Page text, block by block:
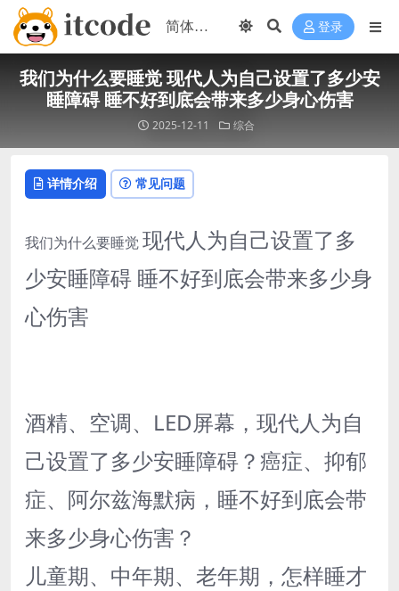
登录
我们为什么要睡觉 现代人为自己设置了多少安
睡障碍 睡不好到底会带来多少身心伤害
2025-12-11 综合
详情介绍 常见问题
我们为什么要睡觉现代人为自己设置了多
少安睡障碍 睡不好到底会带来多少身
心伤害
酒精、空调、LED屏幕，现代人为自
己设置了多少安睡障碍？癌症、抑郁
症、阿尔兹海默病，睡不好到底会带
来多少身心伤害？
儿童期、中年期、老年期，怎样睡才